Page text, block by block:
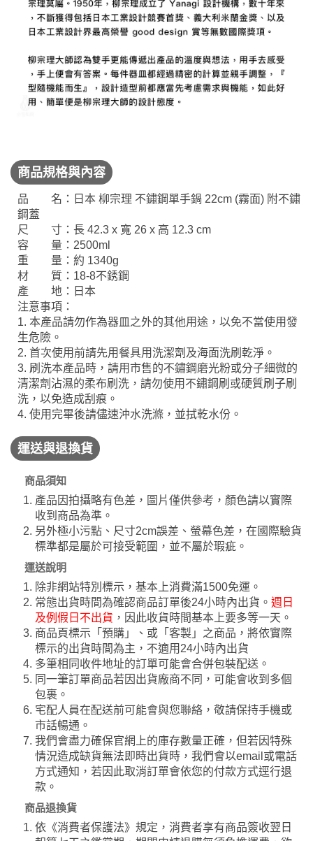
商品規格與內容
品 名：日本 柳宗理 不鏽鋼單手鍋 22cm (霧面) 附不鏽
鋼蓋
尺 寸：長 42.3 x 寬 26 x 高 12.3 cm
容 量：2500ml
重 量：約 1340g
材 質：18-8不銹鋼
產 地：日本
注意事項：
1. 本產品請勿作為器皿之外的其他用途，以免不當使用發
生危險。
2. 首次使用前請先用餐具用洗潔劑及海面洗刷乾淨。
3. 刷洗本產品時，請用市售的不鏽鋼磨光粉或分子細微的
清潔劑沾濕的柔布刷洗，請勿使用不鏽鋼刷或硬質刷子刷
洗，以免造成刮痕。
4. 使用完畢後請儘速沖水洗滌，並拭乾水份。
運送與退換貨
商品須知
產品因拍攝略有色差，圖片僅供參考，顏色請以實際
收到商品為準。
另外極小污點、尺寸2cm誤差、螢幕色差，在國際驗貨
標準都是屬於可接受範圍，並不屬於瑕疵。
運送說明
除非網站特別標示，基本上消費滿1500免運。
常態出貨時間為確認商品訂單後24小時內出貨。 週日
及例假日不出貨 ，因此收貨時間基本上要多等一天。
商品頁標示「預購」、或「客製」之商品，將依實際
標示的出貨時間為主，不適用24小時內出貨
多筆相同收件地址的訂單可能會合併包裝配送。
同一筆訂單商品若因出貨廠商不同，可能會收到多個
包裹。
宅配人員在配送前可能會與您聯絡，敬請保持手機或
市話暢通。
我們會盡力確保官網上的庫存數量正確，但若因特殊
情況造成缺貨無法即時出貨時，我們會以email或電話
方式通知，若因此取消訂單會依您的付款方式逕行退
款。
商品退換貨
依《消費者保護法》規定，消費者享有商品簽收翌日